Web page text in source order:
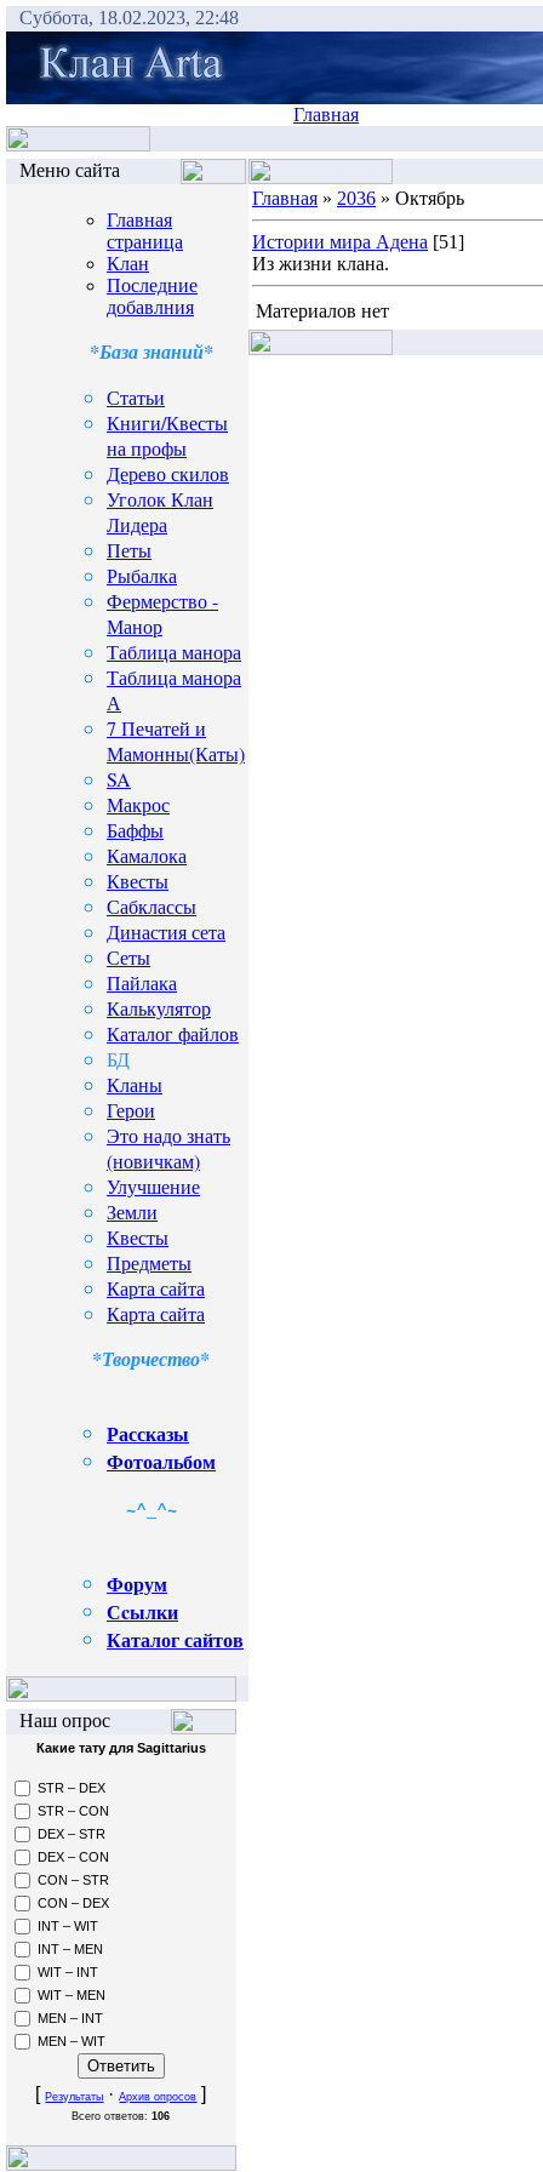
Суббота, 18.02.2023, 22:48
Главная
Меню сайта
Главная
страница
Клан
Последние
добавлния
*База знаний*
Статьи
Книги/Квесты
на профы
Дерево скилов
Уголок Клан
Лидера
Петы
Рыбалка
Фермерство -
Манор
Таблица манора
Таблица манора
А
7 Печатей и
Мамонны(Каты)
SA
Макрос
Баффы
Камалока
Квесты
Сабклассы
Династия сета
Сеты
Пайлака
Калькулятор
Каталог файлов
БД
Кланы
Герои
Это надо знать
(новичкам)
Улучшение
Земли
Квесты
Предметы
Карта сайта
Карта сайта
*Творчество*
Рассказы
Фотоальбом
~^_^~
Форум
Сcылки
Каталог сайтов
Наш опрос
Какие тату для Sagittarius
STR – DEX
STR – CON
DEX – STR
DEX – CON
CON – STR
CON – DEX
INT – WIT
INT – MEN
WIT – INT
WIT – MEN
MEN – INT
MEN – WIT
[Результаты ·Архив опросов ]
Всего ответов:106
Главная » 2036 » Октябрь
Истории мира Адена [51]
Из жизни клана.
Материалов нет